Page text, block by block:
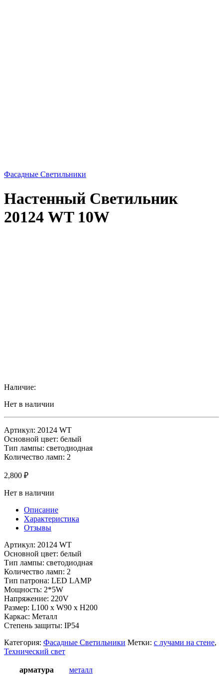
Фасадные Светильники
Настенный Светильник
20124 WT 10W
Наличие:
Нет в наличии
Артикул: 20124 WT
Основной цвет: белый
Тип лампы: светодиодная
Количество ламп: 2
2,800 ₽
Нет в наличии
Описание
Характеристика
Отзывы
Артикул: 20124 WT
Основной цвет: белый
Тип лампы: светодиодная
Количество ламп: 2
Тип патрона: LED LAMP
Мощность: 2*5W
Напряжение: 220V
Размер: L100 x W90 x H200
Каркас: Металл
Степень защиты: IP54
Категория: Фасадные Светильники Метки: с лучами на стене,
Технический свет
арматура металл